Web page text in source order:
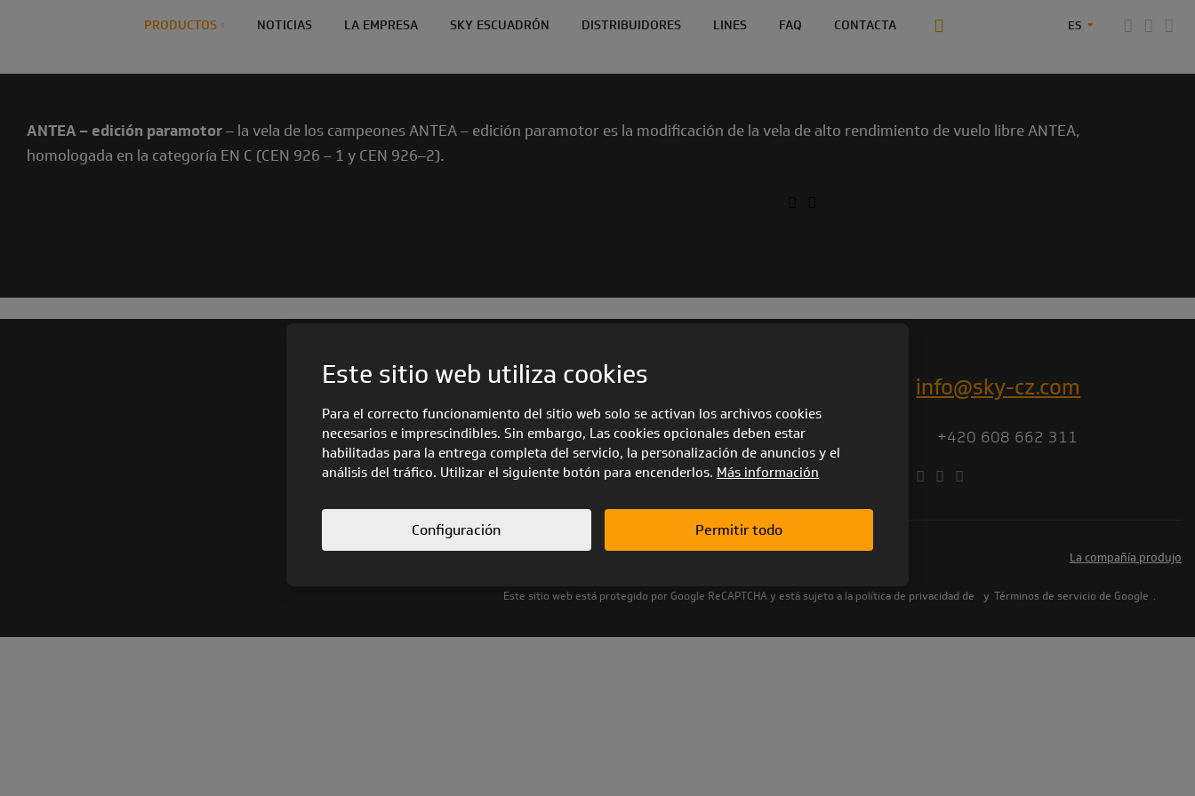
PRODUCTOS NOTICIAS LA EMPRESA SKY ESCUADRÓN DISTRIBUIDORES LINES FAQ CONTACTA ES
ANTEA – edición paramotor– la vela de los campeones ANTEA – edición paramotor es la modificación de la vela de alto rendimiento de vuelo libre ANTEA,
homologada en la categoría EN C (CEN 926 – 1 y CEN 926–2).
ARCHIVO DE PRODUCTO
CATÁLOGO 2025
info@sky-cz.com
+420 608 662 311
la compañía produjo
Este sitio web está protegido por Google ReCAPTCHA y está sujeto a la política de privacidad de y Términos de servicio de Google .
Este sitio web utiliza cookies
Para el correcto funcionamiento del sitio web solo se activan los archivos cookies
necesarios e imprescindibles. Sin embargo, Las cookies opcionales deben estar
habilitadas para la entrega completa del servicio, la personalización de anuncios y el
análisis del tráfico. Utilizar el siguiente botón para encenderlos. Más información
Configuración Permitir todo